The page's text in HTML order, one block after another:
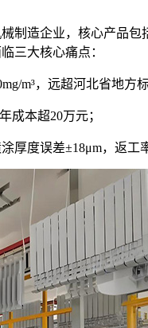
制造企业，核心产品
三大核心痛点：
m³，远超河北省地方标
成本超20万元；
厚度误差±18μm，返工